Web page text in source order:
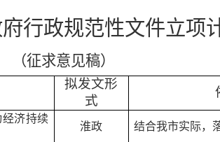
行政规范性文件立项
（征求意见稿）
拟发文形
式
济持续
淮政 结合我市实际，